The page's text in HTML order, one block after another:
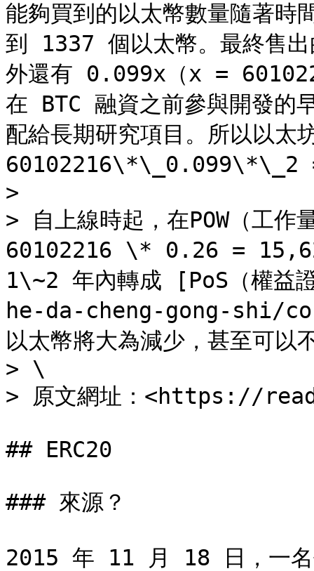
能夠買到的以太幣數量隨著時
到 1337 個以太幣。最終售
外還有 0.099x（x =
在 BTC 融資之前參與開發
配給長期研究項目。所以以
60102216\*\_0.099\*\_2
>
> 自上線時起，在POW（工作
60102216 \* 0.26 =
1\~2 年內轉成 [PoS（權
he-da-cheng-gong-shi/
以太幣將大為減少，甚至可以
> \
> 原文網址：<https://
## ERC20
### 來源？
2015 年 11 月 18 日，一